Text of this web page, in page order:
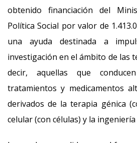
obtenido financiación del
Política Social por valor de
una ayuda destinada a
investigación en el ámbito de las
decir, aquellas que
tratamientos y medicamentos
derivados de la terapia génica
celular (con células) y la